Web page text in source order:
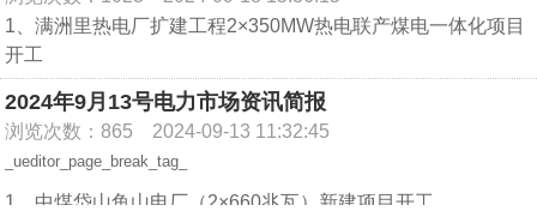
并网，这标志着内蒙古及东北地区全电压等级的增量配电网项
目——奈曼旗工业园区增量配电网改革试点项目正式并网运
行。
器及相关隔接组合单元开展为期两个月的增容改造工作。
据介绍，750千伏西宁变电站是西北750千伏电网东电西接、西
电东送的重要枢纽变电站，担负着青藏、青新联网工程和海南
光伏、黄河上游水电资源外送的重任，同时承担着青海北部电
网、西宁湟中地区、甘河工业园区重要负荷的供电任务。
750千伏西宁变电站原有的13台750千伏断路器的开断能力已
不能满足未来电能大规模可靠输送、交换的需求，对此将站内
细化分解迎峰度夏保供工作任务，研究谋划具体监管举措。
二是持续加大迎峰度夏电力保供督导力度。推进171万千万煤
电机组按期建成投运，满足负荷增长需求。
三是严格能源保供监管和市场保供机制运行。紧盯电力供需、
电煤存储等情况，强化能源保供“日排查、周报告、月总结”机
制运行，严格“两个细则”和容量电费考核，加大对机组非停和
出力受阻监管力度。
长势头，反映出该区域经济延续向好的态势。
分产业看，1月至8月，南方五省区产业和城乡居民用电量同比
分别增长4.3%、9%、9%和5.9%。其中，工业用电量同比增长
9.3%；制造业用电量同比增长9.4%，增速明显提高体现制造
业延续转型升级趋势，新质生产力加快发展。
2、辽宁徐大堡核电500千伏送出工程（一期）开工建设
1、满洲里热电厂扩建工程2×350MW热电联产煤电一体化项目
开工
近日，满洲里热电厂扩建工程2×35万千瓦热电联产煤电一体化
项目顺利开工、基建指挥中心正式启用。随着混凝土顺利浇
筑，标志着项目主标段施工正式开启。
据悉，满洲里热电厂扩建工程2×35万千瓦热电联产煤电一体化
项目厂址位于满洲里市扎赉诺尔区灵泉重化工业基地内，建设
2024年9月13号电力市场资讯简报
浏览次数：865 2024-09-13 11:32:45
_ueditor_page_break_tag_
1、中煤岱山鱼山电厂（2×660兆瓦）新建项目开工